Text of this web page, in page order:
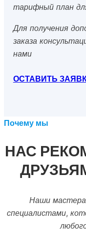
тарифный план
Для получения
заказа
нами
ОСТАВИТЬ
Почему мы
НАС
Наши мастера
специалистами,